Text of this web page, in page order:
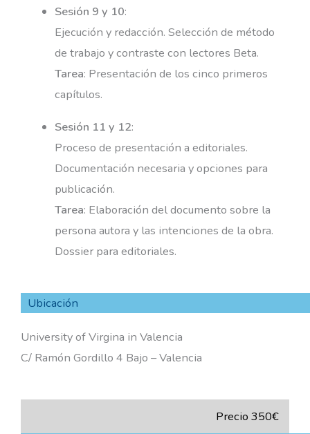
Sesión 9 y 10:
Ejecución y redacción. Selección de método
de trabajo y contraste con lectores Beta.
Tarea: Presentación de los cinco primeros
capítulos.
Sesión 11 y 12:
Proceso de presentación a editoriales.
Documentación necesaria y opciones para
publicación.
Tarea: Elaboración del documento sobre la
persona autora y las intenciones de la obra.
Dossier para editoriales.
Ubicación
University of Virgina in Valencia
C/ Ramón Gordillo 4 Bajo – Valencia
Precio 350€